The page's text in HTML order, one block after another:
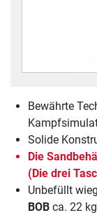
Bewährte
Solide
Die
(Die drei
Unbefüllt
BOB ca. 22